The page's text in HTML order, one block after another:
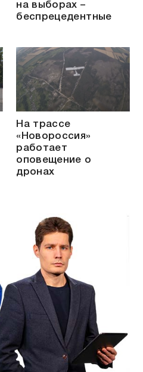
на выборах –
беспрецедентные
На трассе
«Новороссия»
работает
оповещение о
дронах